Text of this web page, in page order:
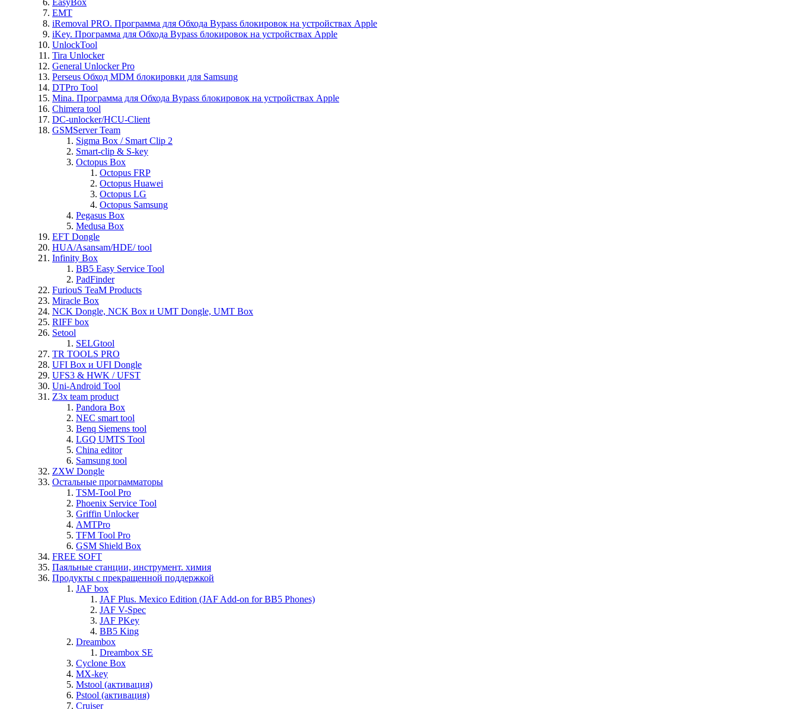
EasyBox
EMT
iRemoval PRO. Программа для Обхода Bypass блокировок на устройствах Apple
iKey. Программа для Обхода Bypass блокировок на устройствах Apple
UnlockTool
Tira Unlocker
General Unlocker Pro
Perseus Обход MDM блокировки для Samsung
DTPro Tool
Mina. Программа для Обхода Bypass блокировок на устройствах Apple
Chimera tool
DC-unlocker/HCU-Client
GSMServer Team
Sigma Box / Smart Clip 2
Smart-clip & S-key
Octopus Box
Octopus FRP
Octopus Huawei
Octopus LG
Octopus Samsung
Pegasus Box
Medusa Box
EFT Dongle
HUA/Asansam/HDE/ tool
Infinity Box
BB5 Easy Service Tool
PadFinder
FuriouS TeaM Products
Miracle Box
NCK Dongle, NCK Box и UMT Dongle, UMT Box
RIFF box
Setool
SELGtool
TR TOOLS PRO
UFI Box и UFI Dongle
UFS3 & HWK / UFST
Uni-Android Tool
Z3x team product
Pandora Box
NEC smart tool
Benq Siemens tool
LGQ UMTS Tool
China editor
Samsung tool
ZXW Dongle
Остальные программаторы
TSM-Tool Pro
Phoenix Service Tool
Griffin Unlocker
AMTPro
TFM Tool Pro
GSM Shield Box
FREE SOFT
Паяльные станции, инструмент. химия
Продукты с прекращенной поддержкой
JAF box
JAF Plus. Mexico Edition (JAF Add-on for BB5 Phones)
JAF V-Spec
JAF PKey
BB5 King
Dreambox
Dreambox SE
Cyclone Box
MX-key
Mstool (активация)
Pstool (активация)
Cruiser